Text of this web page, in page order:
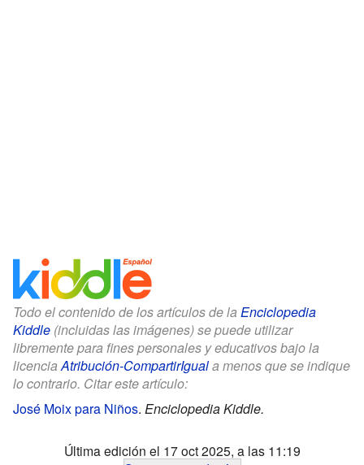
Todo el contenido de los artículos de la Enciclopedia
Kiddle (incluidas las imágenes) se puede utilizar
libremente para fines personales y educativos bajo la
licencia Atribución-CompartirIguala menos que se indique
lo contrario. Citar este artículo:
José Moix para Niños. Enciclopedia Kiddle.
Última edición el 17 oct 2025, a las 11:19